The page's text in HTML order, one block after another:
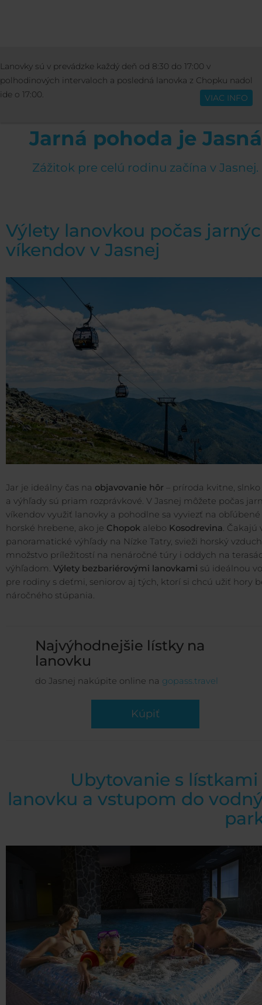
Slovenčina
STREDISKO INFO O STREDISKU
POHODA JE JASNÁ
Jarná pohoda je Jasná
Zážitok pre celú rodinu začína v Jasnej.
Výlety lanovkou počas
víkendov v Jasnej
Jar je ideálny čas na objavovanie hôr – príroda kvitne,
a výhľady sú priam rozprávkové. V Jasnej môžete počas
víkendov využiť lanovky a pohodlne sa vyviezť na obľúbené
horské hrebene, ako je Chopok alebo Kosodrevina. Čakajú
panoramatické výhľady na Nízke Tatry, svieži horský
množstvo príležitostí na nenáročné túry i oddych na
výhľadom. Výlety bezbariérovými lanovkami sú ideálnou
pre rodiny s deťmi, seniorov aj tých, ktorí si chcú užiť hory
náročného stúpania.
Najvýhodnejšie lístky na
lanovku
do Jasnej nakúpite online na gopass.travel
Kúpiť
Ubytovanie s lístkami
lanovku a vstupom do
Lanovky sú v prevádzke každý deň od 8:30 do 17:00 v
polhodinových intervaloch a posledná lanovka z Chopku nadol
ide o 17:00.
VIAC INFO